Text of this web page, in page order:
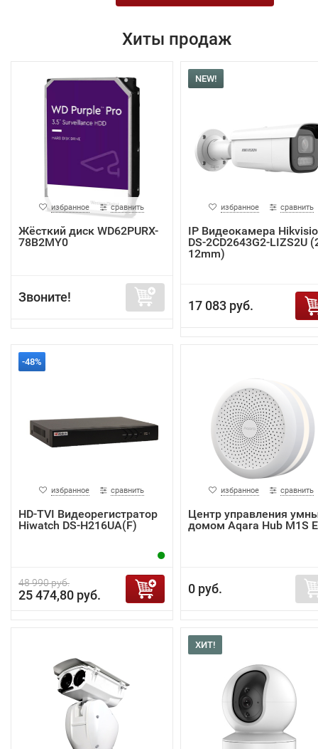
Хиты продаж
избранное сравнить
Жёсткий диск WD62PURX-
78B2MY0
Звоните!
NEW!
избранное сравнить
IP Видеокамера
DS-2CD2643G2-LIZS2U
12mm)
17 083 руб.
-48%
избранное сравнить
HD-TVI Видеорегистратор
Hiwatch DS-H216UA(F)
48 990 руб.
25 474,80 руб.
избранное сравнить
Центр управления
домом Aqara Hub M1S
0 руб.
ХИТ!